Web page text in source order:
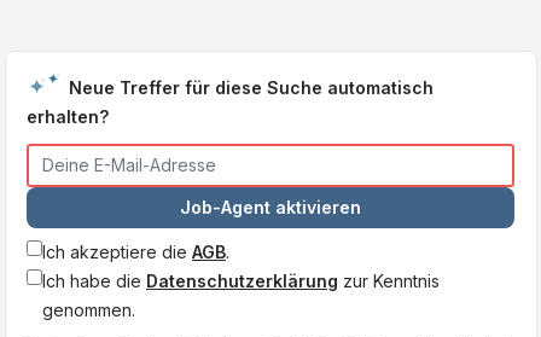
Neue Treffer für diese Suche automatisch
erhalten?
Job-Agent aktivieren
Ich akzeptiere die AGB.
Ich habe die Datenschutzerklärung zur Kenntnis
genommen.